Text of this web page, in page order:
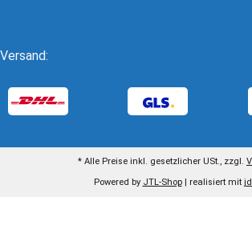
Versand:
* Alle Preise inkl. gesetzlicher USt., zzgl.
Powered by JTL-Shop | realisiert mit